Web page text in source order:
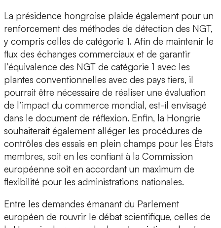
La présidence hongroise plaide également pour un
renforcement des méthodes de détection des NGT,
y compris celles de catégorie 1. Afin de maintenir le
flux des échanges commerciaux et de garantir
l’équivalence des NGT de catégorie 1 avec les
plantes conventionnelles avec des pays tiers, il
pourrait être nécessaire de réaliser une évaluation
de l’impact du commerce mondial, est-il envisagé
dans le document de réflexion. Enfin, la Hongrie
souhaiterait également alléger les procédures de
contrôles des essais en plein champs pour les États
membres, soit en les confiant à la Commission
européenne soit en accordant un maximum de
flexibilité pour les administrations nationales.
Entre les demandes émanant du Parlement
européen de rouvrir le débat scientifique, celles de